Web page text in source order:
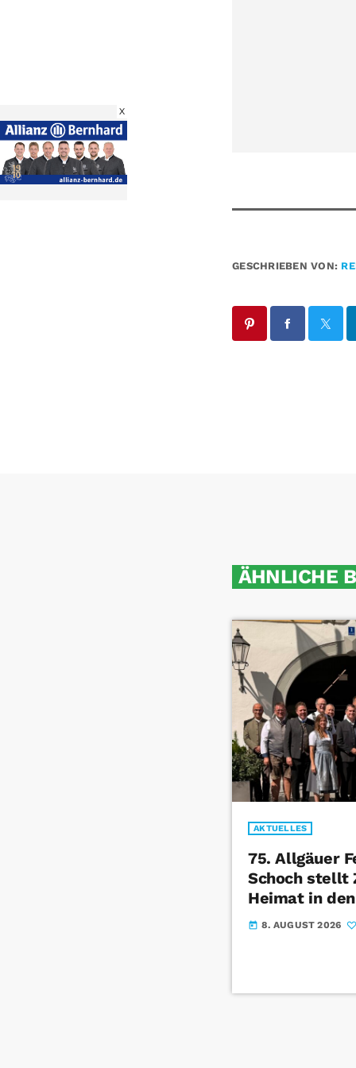
GESCHRIEBEN VON:
ÄHNLICHE
AKTUELLES
75. Allgäuer
Schoch stellt
Heimat in
today 8. AUGUST 2026
X